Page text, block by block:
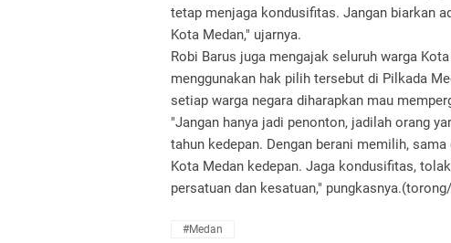
tetap menjaga kondusifitas. Jangan biarkan
Kota Medan," ujarnya.
Robi Barus juga mengajak seluruh warga
menggunakan hak pilih tersebut di Pilkada
setiap warga negara diharapkan mau
"Jangan hanya jadi penonton, jadilah orang
tahun kedepan. Dengan berani memilih,
Kota Medan kedepan. Jaga kondusifitas,
persatuan dan kesatuan,"
#Medan